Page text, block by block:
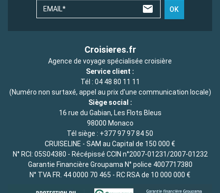
EMAIL* OK
Croisieres.fr
Agence de voyage spécialisée croisière
Service client :
Tél : 04 48 80 11 11
(Numéro non surtaxé, appel au prix d'une communication locale)
Siège social :
16 rue du Gabian, Les Flots Bleus
98000 Monaco
Tél siège : +377 97 97 84 50
CRUISELINE - SAM au Capital de 150 000 €
N° RCI: 05S04380 - Récépissé CCIN n°2007-01231/2007-01232
Garantie Financière Groupama N° police 4007717380
N° TVA FR. 44 0000 70 465 - RC RSA de 10 000 000 €